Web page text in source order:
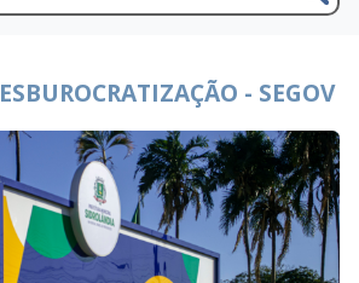
- SEGOV